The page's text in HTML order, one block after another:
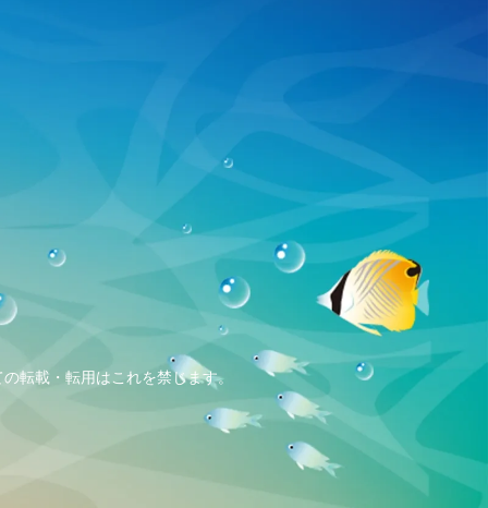
転載・転用はこれを禁じます。